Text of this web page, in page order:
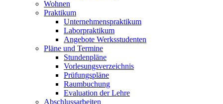
Wohnen
Praktikum
Unternehmenspraktikum
Laborpraktikum
Angebote Werksstudenten
Pläne und Termine
Stundenpläne
Vorlesungsverzeichnis
Prüfungspläne
Raumbuchung
Evaluation der Lehre
Abschlussarbeiten